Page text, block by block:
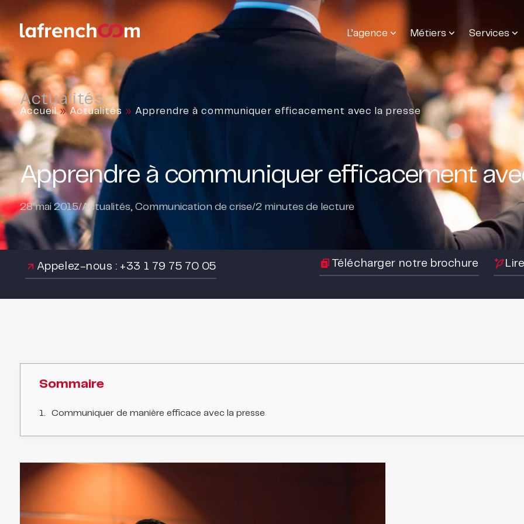
L’agence Métiers Services
Actualités
Accueil» Actualités » Apprendre à communiquer efficacement avec la presse
Apprendre à communiquer efficacement
28 mai 2015/Actualités, Communication de crise/2minutes de lecture
Appelez-nous : +33 1 79 75 70 05 Télécharger notre brochure
Sommaire
Communiquer de manière efficace avec la presse